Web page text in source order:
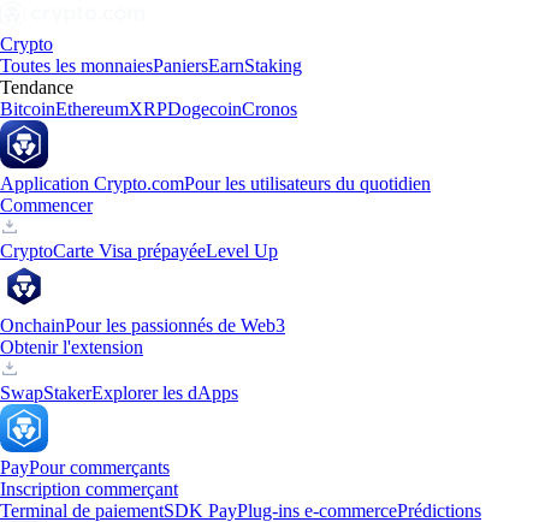
Crypto
Toutes les monnaiesPaniersEarnStaking
Tendance
BitcoinEthereumXRPDogecoinCronos
Application Crypto.comPour les utilisateurs du quotidien
Commencer
CryptoCarte Visa prépayéeLevel Up
OnchainPour les passionnés de Web3
Obtenir l'extension
SwapStakerExplorer les dApps
PayPour commerçants
Inscription commerçant
Terminal de paiementSDK PayPlug-ins e-commercePrédictions